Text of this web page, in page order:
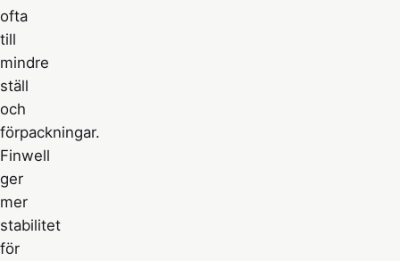
ofta
till
mindre
ställ
och
förpackningar.
Finwell
ger
mer
stabilitet
för